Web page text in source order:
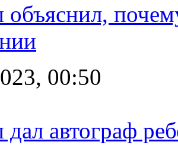
00:50
автограф